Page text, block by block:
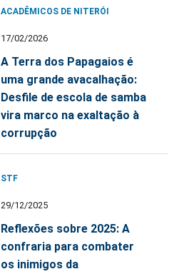
ACADÊMICOS DE NITERÓI
17/02/2026
A Terra dos Papagaios é
uma grande avacalhação:
Desfile de escola de samba
vira marco na exaltação à
corrupção
STF
29/12/2025
Reflexões sobre 2025: A
confraria para combater
os inimigos da